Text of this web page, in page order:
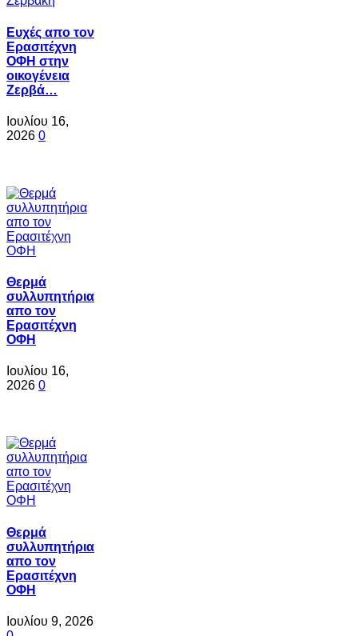
Ευχές απο τον
Ερασιτέχνη
ΟΦΗ στην
οικογένεια
Ζερβά…
Ιουλίου 16,
2026 0
Θερμά
συλλυπητήρια
απο τον
Ερασιτέχνη
ΟΦΗ
Ιουλίου 16,
2026 0
Θερμά
συλλυπητήρια
απο τον
Ερασιτέχνη
ΟΦΗ
Ιουλίου 9, 2026